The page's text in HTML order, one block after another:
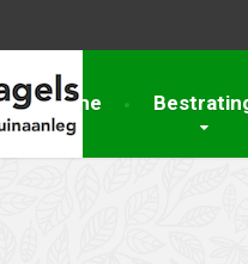
Home